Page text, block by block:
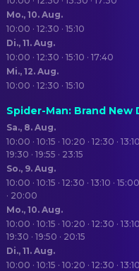
Mo., 10. Aug.
10:00 · 12:30 · 15:10
Di., 11. Aug.
10:00 · 12:30 · 15:10 · 17:40
Mi., 12. Aug.
10:00 · 12:30 · 15:10
Spider-Man: Brand New
Sa., 8. Aug.
10:00 · 10:15 · 10:20 · 12:30 ·
19:30 · 19:55 · 23:15
So., 9. Aug.
10:00 · 10:15 · 12:30 · 13:10 ·
· 20:00
Mo., 10. Aug.
10:00 · 10:15 · 10:20 · 12:30 ·
19:30 · 19:50 · 20:15
Di., 11. Aug.
10:00 · 10:15 · 10:20 · 12:30 ·